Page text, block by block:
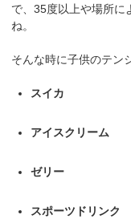
で、35度以上や場所に
ね。
そんな時に子供のテン
スイカ
アイスクリーム
ゼリー
スポーツドリンク